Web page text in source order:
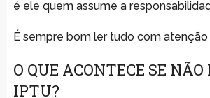
é ele quem assume a
É sempre bom ler tudo com atenção
O QUE ACONTECE SE NÃO
IPTU?